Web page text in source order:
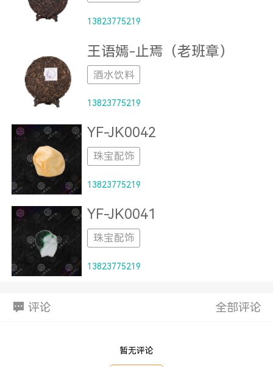
13823775219
王语嫣-止焉（老班章）
酒水饮料
13823775219
YF-JK0042
珠宝配饰
13823775219
YF-JK0041
珠宝配饰
13823775219
评论 全部评论
暂无评论